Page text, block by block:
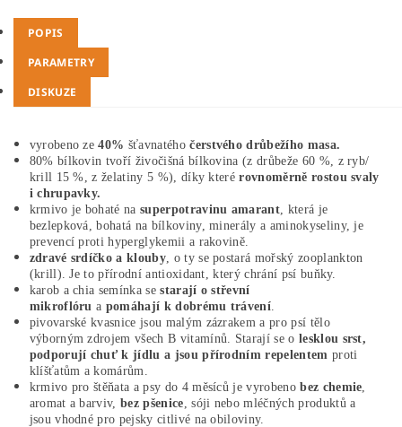
POPIS
PARAMETRY
DISKUZE
vyrobeno ze40% šťavnatéhočerstvého drůbežího masa.
80% bílkovin tvoří živočišná bílkovina (z drůbeže 60 %, z ryb/
krill 15 %, z želatiny 5 %), díky kterérovnoměrně rostou svaly
i chrupavky.
krmivo je bohaté na superpotravinu amarant, která je
bezlepková, bohatá na bílkoviny, minerály a aminokyseliny, je
prevencí proti hyperglykemii a rakovině.
zdravé srdíčko a klouby, o ty se postará mořský zooplankton
(krill). Je to přírodní antioxidant, který chrání psí buňky.
karob a chia semínka sestarají o střevní
mikroflórua pomáhají k dobrému trávení.
pivovarské kvasnice jsou malým zázrakem a pro psí tělo
výborným zdrojem všech B vitamínů. Starají se o lesklou srst,
podporují chuť k jídlu a jsou přírodním repelentem proti
klíšťatům a komárům.
krmivo pro štěňata a psy do 4 měsíců je vyrobenobez chemie,
aromat a barviv,bez pšenice, sóji nebo mléčných produktů a
jsou vhodné pro pejsky citlivé na obiloviny.